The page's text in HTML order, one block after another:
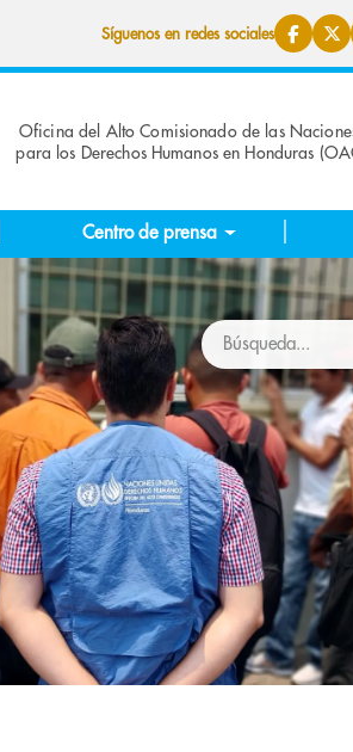
Síguenos en redes sociales
Oficina del Alto Comisionado de las
para los Derechos Humanos en Honduras
Centro de prensa
Buscar